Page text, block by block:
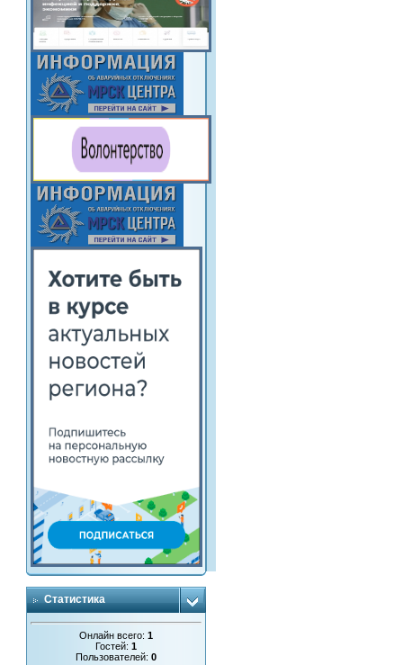
Статистика
Онлайн всего:1
Гостей:1
Пользователей:0